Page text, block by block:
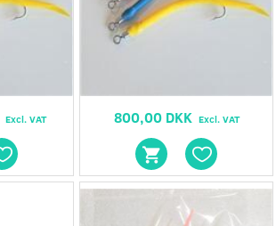
Excl. VAT 800,00 DKK Excl. VAT